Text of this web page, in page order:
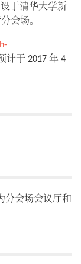
于清华大学新
会场。
计于 2017 年 4
分会场会议厅和